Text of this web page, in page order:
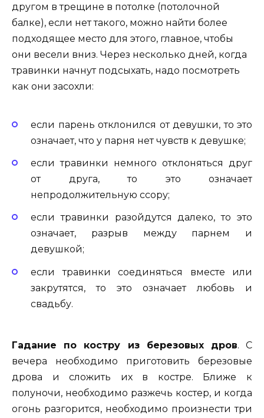
другом в трещине в потолке (потолочной
балке), если нет такого, можно найти более
подходящее место для этого, главное, чтобы
они весели вниз. Через несколько дней, когда
травинки начнут подсыхать, надо посмотреть
как они засохли:
если парень отклонился от девушки, то это
означает, что у парня нет чувств к девушке;
если травинки немного отклоняться друг
от друга, то это означает
непродолжительную ссору;
если травинки разойдутся далеко, то это
означает, разрыв между парнем и
девушкой;
если травинки соединяться вместе или
закрутятся, то это означает любовь и
свадьбу.
Гадание по костру из березовых дров. С
вечера необходимо приготовить березовые
дрова и сложить их в костре. Ближе к
полуночи, необходимо разжечь костер, и когда
огонь разгорится, необходимо произнести три